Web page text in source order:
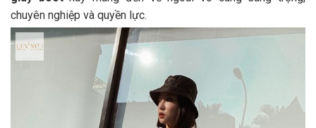
chuyên nghiệp và quyền lực.